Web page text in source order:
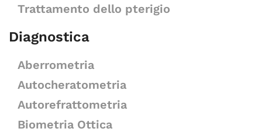
Trattamento dello pterigio
Diagnostica
Aberrometria
Autocheratometria
Autorefrattometria
Biometria Ottica